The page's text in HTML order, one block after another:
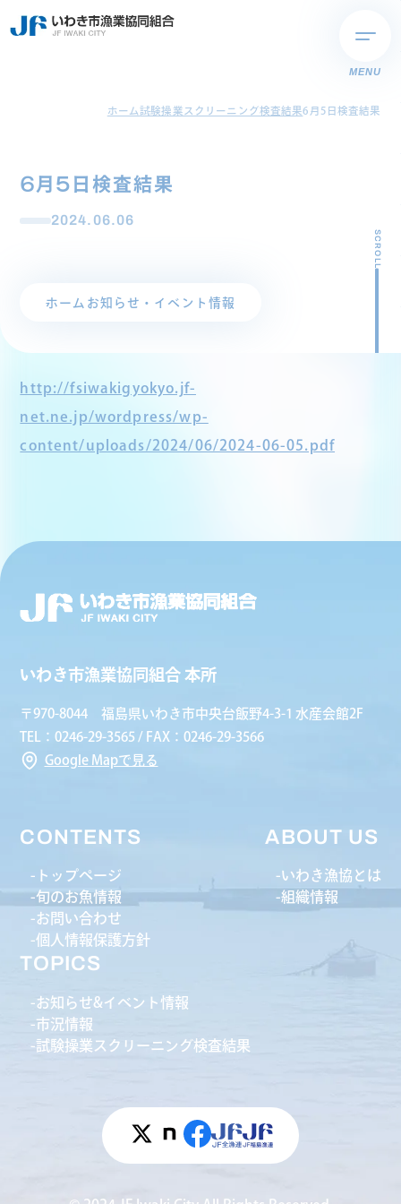
MENU
ホーム試験操業スクリーニング検査結果6月5日検査結果
6月5日検査結果
2024.06.06
ホーム お知らせ・イベント情報
SCROLL
http://fsiwakigyokyo.jf-
net.ne.jp/wordpress/wp-
content/uploads/2024/06/2024-06-05.pdf
いわき市漁業協同組合 本所
〒970-8044 福島県いわき市中央台飯野4-3-1 水産会館2F
TEL：0246-29-3565 / FAX：0246-29-3566
Google Mapで見る
CONTENTS
トップページ
旬のお魚情報
お問い合わせ
個人情報保護方針
ABOUT US
いわき漁協とは
組織情報
TOPICS
お知らせ&イベント情報
市況情報
試験操業スクリーニング検査結果